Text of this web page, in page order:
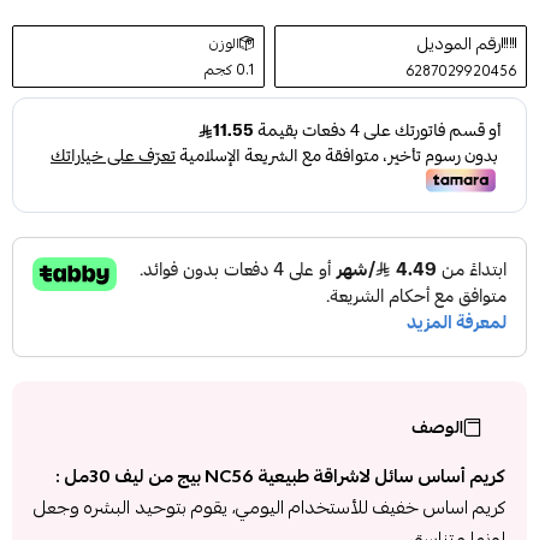
رقم الموديل
6287029920456
الوزن
0.1 كجم
الوصف
كريم أساس سائل لاشراقة طبيعية NC56 بيج من ليف 30مل :
كريم اساس خفيف للأستخدام اليومي، يقوم بتوحيد البشره وجعل